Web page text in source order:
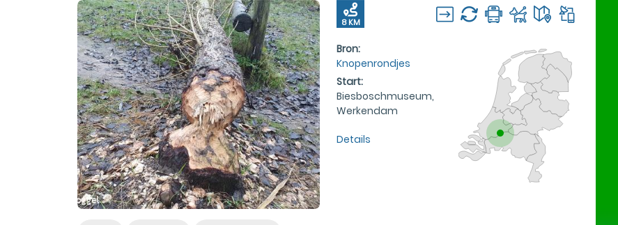
8 KM
Bron:
Knopenrondjes
Start:
Biesboschmuseum,
Werkendam
Details